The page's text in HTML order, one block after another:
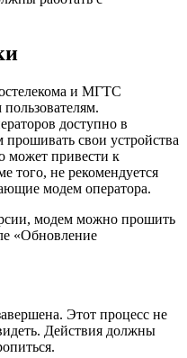
и МГТС
доступно в
свои устройства
может привести к
того, не рекомендуется
модем оператора.
модем можно прошить
«Обновление
Этот процесс не
Действия должны